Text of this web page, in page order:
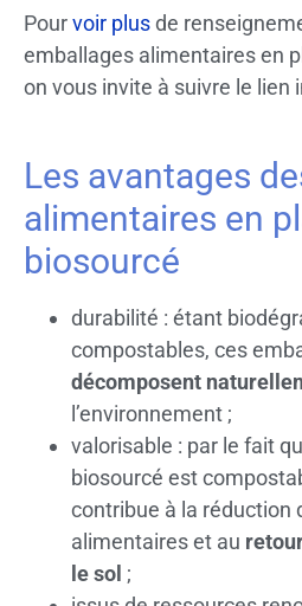
Pourvoir plusde
emballages alimentaires en
on vous invite à suivre le lien
Les avantages
alimentaires en
biosourcé
durabilité : étant
compostables, ces
décomposent
l’environnement ;
valorisable : par le fait
biosourcé est
contribue à la réduction
alimentaires et au
le sol ;